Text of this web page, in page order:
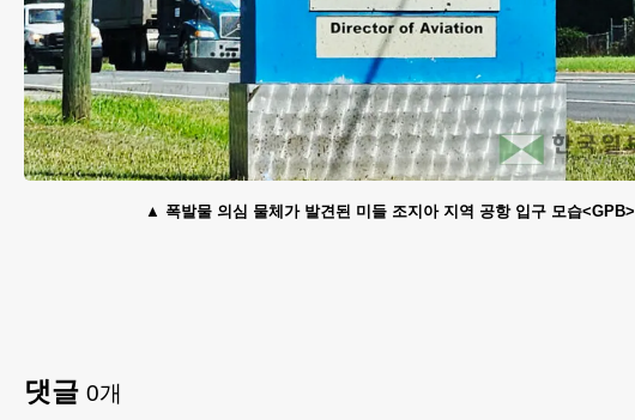
폭발물 의심 물체가 발견된 미들 조지아 지역 공항 입구 모습<GPB>
댓글 0개